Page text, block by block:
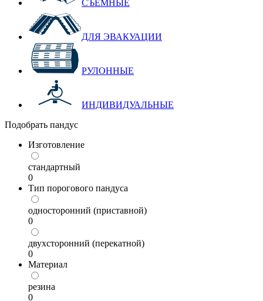
СЪЕМНЫЕ
ДЛЯ ЭВАКУАЦИИ
РУЛОННЫЕ
ИНДИВИДУАЛЬНЫЕ
Подобрать пандус
Изготовление
стандартный
0
Тип порогового пандуса
односторонний (приставной)
0
двухсторонний (перекатной)
0
Материал
резина
0